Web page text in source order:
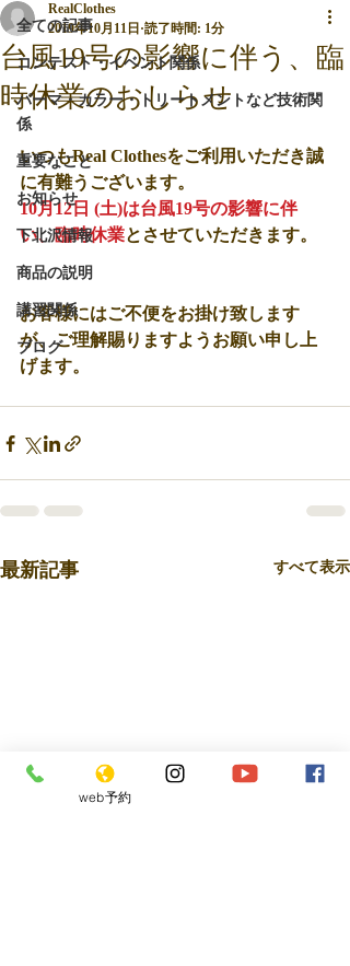
全ての記事
コンテスト・イベント関係
パーマ・カラー・トリートメントなど技術関
係
重要なこと
お知らせ
下北沢情報
商品の説明
講習関係
ブログ
台風19号の影響に伴う、臨
時休業のおしらせ
RealClothes
2019年10月11日 読了時間: 1分
いつもReal Clothesをご利用いただき誠
に有難うございます。
10月12日 (土)は台風19号の影響に伴
い、臨時休業とさせていただきます。
お客様にはご不便をお掛け致します
が、ご理解賜りますようお願い申し上
げます。
最新記事 すべて表示
web予約